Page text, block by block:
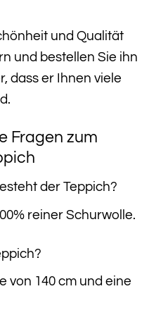
und Qualität
und bestellen Sie ihn
dass er Ihnen viele
Fragen zum
der Teppich?
reiner Schurwolle.
von 140 cm und eine